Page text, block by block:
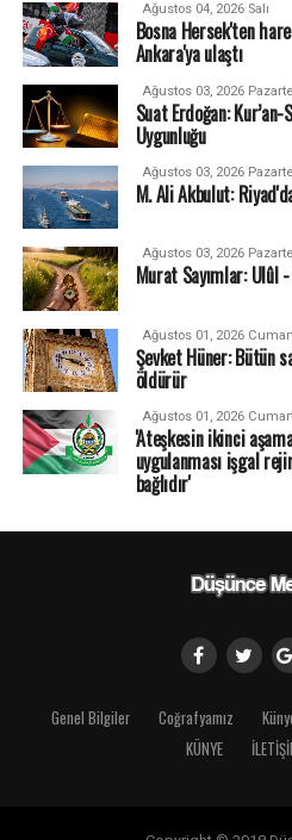
Ağustos 04, 2026 Salı
Bosna Hersek'ten
Ankara'ya ulaştı
Ağustos 03, 2026
Suat Erdoğan: Kur’an-
Uygunluğu
Ağustos 03, 2026
M. Ali Akbulut:
Ağustos 03, 2026
Murat Sayımlar: Ulûl -
Ağustos 01, 2026
Şevket Hüner: Bütün
öldürür
Ağustos 01, 2026
'Ateşkesin ikinci
uygulanması işgal
bağlıdır'
Genel Bilgiler Coğrafyamız
KÜNYE